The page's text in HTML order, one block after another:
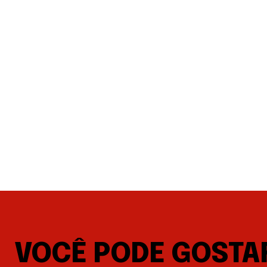
VOCÊ PODE